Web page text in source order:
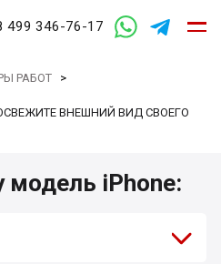
499 346-76-17
РАБОТ >
ВНЕШНИЙ ВИД СВОЕГО
iPhone: